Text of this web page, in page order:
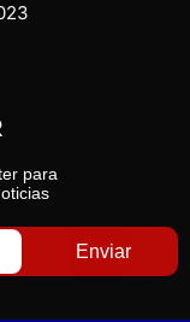
para
Enviar